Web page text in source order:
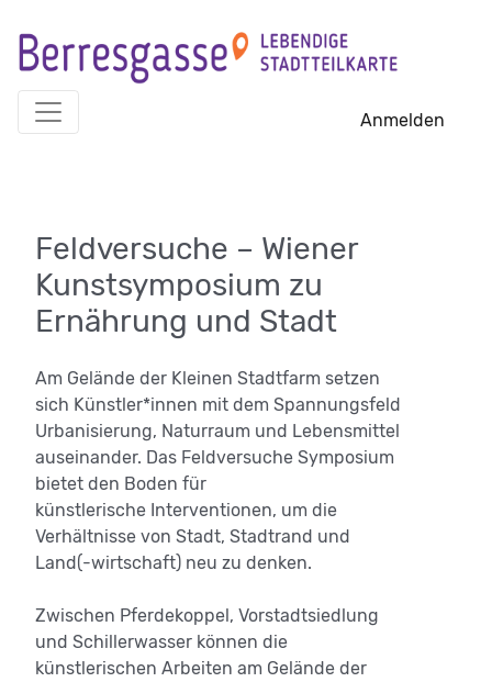
content
Anmelden
Feldversuche – Wiener
Kunstsymposium zu
Ernährung und Stadt
Am Gelände der Kleinen Stadtfarm setzen
sich Künstler*innen mit dem Spannungsfeld
Urbanisierung, Naturraum und Lebensmittel
auseinander. Das Feldversuche Symposium
bietet den Boden für
künstlerische Interventionen, um die
Verhältnisse von Stadt, Stadtrand und
Land(-wirtschaft) neu zu denken.
Zwischen Pferdekoppel, Vorstadtsiedlung
und Schillerwasser können die
künstlerischen Arbeiten am Gelände der